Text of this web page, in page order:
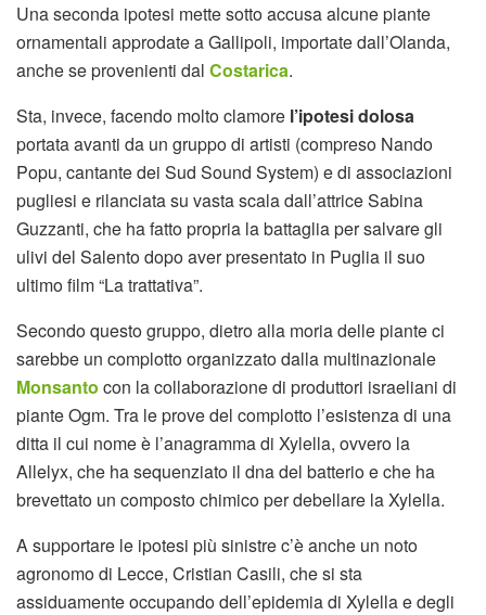
Una seconda ipotesi mette sotto accusa alcune piante
ornamentali approdate a Gallipoli, importate dall’Olanda,
anche se provenienti dal Costarica.
Sta, invece, facendo molto clamore l’ipotesi dolosa
portata avanti da un gruppo di artisti (compreso Nando
Popu, cantante dei Sud Sound System) e di associazioni
pugliesi e rilanciata su vasta scala dall’attrice Sabina
Guzzanti, che ha fatto propria la battaglia per salvare gli
ulivi del Salento dopo aver presentato in Puglia il suo
ultimo film “La trattativa”.
Secondo questo gruppo, dietro alla moria delle piante ci
sarebbe un complotto organizzato dalla multinazionale
Monsanto con la collaborazione di produttori israeliani di
piante Ogm. Tra le prove del complotto l’esistenza di una
ditta il cui nome è l’anagramma di Xylella, ovvero la
Allelyx, che ha sequenziato il dna del batterio e che ha
brevettato un composto chimico per debellare la Xylella.
A supportare le ipotesi più sinistre c’è anche un noto
agronomo di Lecce, Cristian Casili, che si sta
assiduamente occupando dell’epidemia di Xylella e degli